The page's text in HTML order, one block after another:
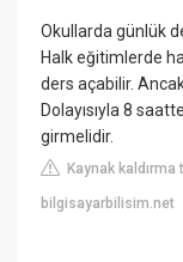
Okullarda günlük
Halk eğitimlerde
ders açabilir.
Dolayısıyla 8
girmelidir.
Kaynak kaldırma
bilgisayarbilisim.net